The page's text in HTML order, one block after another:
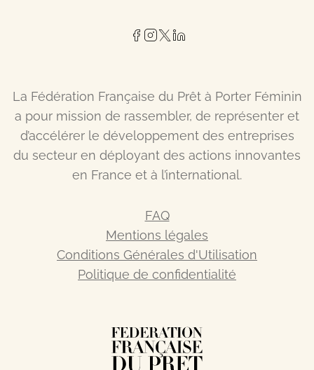
La Fédération Française du Prêt à Porter Féminin
a pour mission de rassembler, de représenter et
d’accélérer le développement des entreprises
du secteur en déployant des actions innovantes
en France et à l’international.
FAQ
Mentions légales
Conditions Générales d'Utilisation
Politique de confidentialité